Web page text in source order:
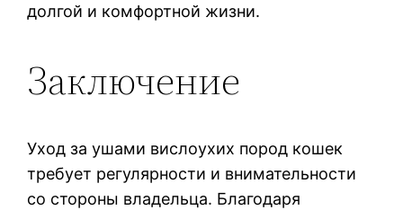
долгой и комфортной жизни.
Заключение
Уход за ушами вислоухих пород кошек
требует регулярности и внимательности
со стороны владельца. Благодаря